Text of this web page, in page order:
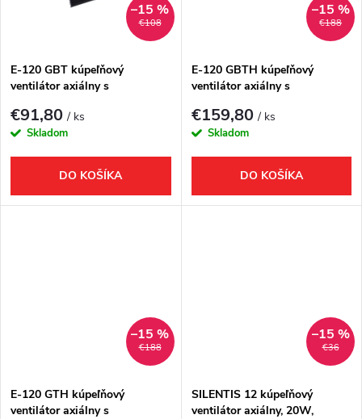
o
v
o
v
€108
–15 %
E-120 GBT kúpeľňový
ventilátor axiálny s
mm, čierna
€91,80/ ks
Skladom
DO KOŠÍKA
€188
–15 %
E-120 GBTH kúpeľňový
ventilátor axiálny s
potrubie 120 mm, čierna
€159,80/ ks
Skladom
DO KOŠÍKA
€188
–15 %
E-120 GTH kúpeľňový
ventilátor axiálny s
€36
–15 %
SILENTIS 12 kúpeľňový
ventilátor axiálny, 20W,